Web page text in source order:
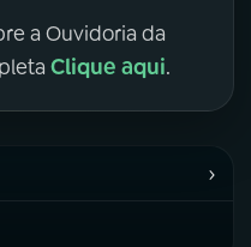
a Ouvidoria da
Clique aqui.
›